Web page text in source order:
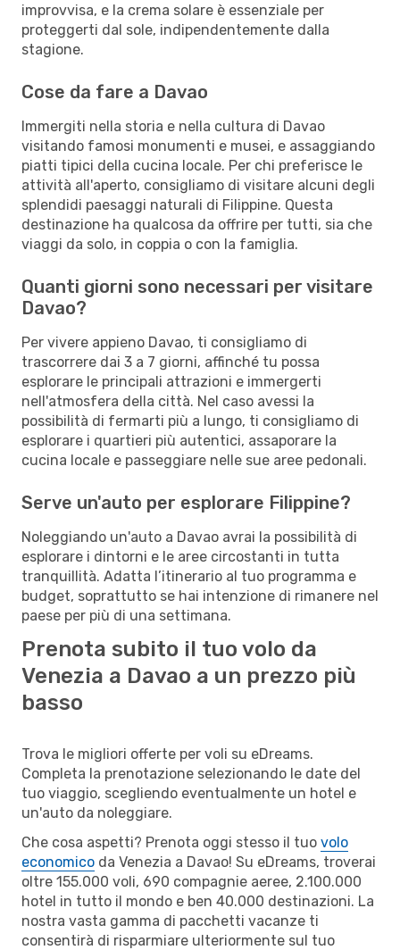
improvvisa, e la crema solare è essenziale per
proteggerti dal sole, indipendentemente dalla
stagione.
Cose da fare a Davao
Immergiti nella storia e nella cultura di Davao
visitando famosi monumenti e musei, e assaggiando
piatti tipici della cucina locale. Per chi preferisce le
attività all'aperto, consigliamo di visitare alcuni degli
splendidi paesaggi naturali di Filippine. Questa
destinazione ha qualcosa da offrire per tutti, sia che
viaggi da solo, in coppia o con la famiglia.
Quanti giorni sono necessari per visitare
Davao?
Per vivere appieno Davao, ti consigliamo di
trascorrere dai 3 a 7 giorni, affinché tu possa
esplorare le principali attrazioni e immergerti
nell'atmosfera della città. Nel caso avessi la
possibilità di fermarti più a lungo, ti consigliamo di
esplorare i quartieri più autentici, assaporare la
cucina locale e passeggiare nelle sue aree pedonali.
Serve un'auto per esplorare Filippine?
Noleggiando un'auto a Davao avrai la possibilità di
esplorare i dintorni e le aree circostanti in tutta
tranquillità. Adatta l’itinerario al tuo programma e
budget, soprattutto se hai intenzione di rimanere nel
paese per più di una settimana.
Prenota subito il tuo volo da
Venezia a Davao a un prezzo più
basso
Trova le migliori offerte per voli su eDreams.
Completa la prenotazione selezionando le date del
tuo viaggio, scegliendo eventualmente un hotel e
un'auto da noleggiare.
Che cosa aspetti? Prenota oggi stesso il tuo volo
economico da Venezia a Davao! Su eDreams, troverai
oltre 155.000 voli, 690 compagnie aeree, 2.100.000
hotel in tutto il mondo e ben 40.000 destinazioni. La
nostra vasta gamma di pacchetti vacanze ti
consentirà di risparmiare ulteriormente sul tuo